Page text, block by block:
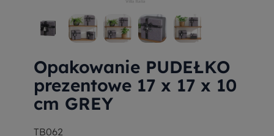
Opakowanie PUDEŁKO
prezentowe 17 x 17 x 10
cm GREY
TB062